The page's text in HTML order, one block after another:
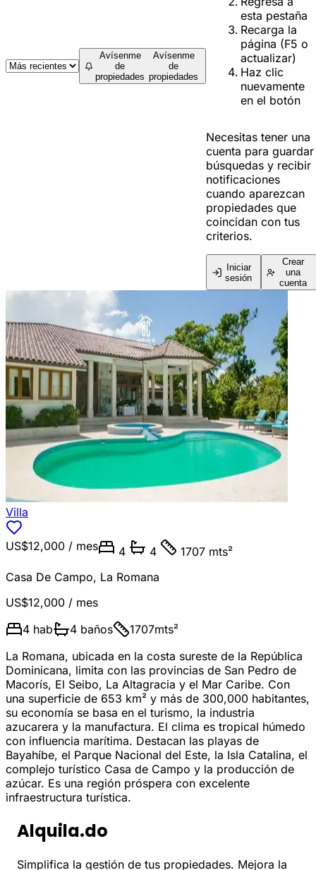
Avísenme
de
propiedades
Avísenme
de
propiedades
esta pestaña
Recarga la
página (F5 o
actualizar)
Haz clic
nuevamente
en el botón
Necesitas tener una
cuenta para guardar
búsquedas y recibir
notificaciones
cuando aparezcan
propiedades que
coincidan con tus
criterios.
Iniciar
sesión
Crear
una
cuenta
Villa
US$12,000 / mes 4 4
1707 mts²
Casa De Campo, La Romana
US$12,000 / mes
4 hab 4 baños 1707mts²
La Romana, ubicada en la costa sureste de la República
Dominicana, limita con las provincias de San Pedro de
Macorís, El Seibo, La Altagracia y el Mar Caribe. Con
una superficie de 653 km² y más de 300,000 habitantes,
su economía se basa en el turismo, la industria
azucarera y la manufactura. El clima es tropical húmedo
con influencia marítima. Destacan las playas de
Bayahíbe, el Parque Nacional del Este, la Isla Catalina, el
complejo turístico Casa de Campo y la producción de
azúcar. Es una región próspera con excelente
infraestructura turística.
Alquila.do
Simplifica la gestión de tus propiedades. Mejora la